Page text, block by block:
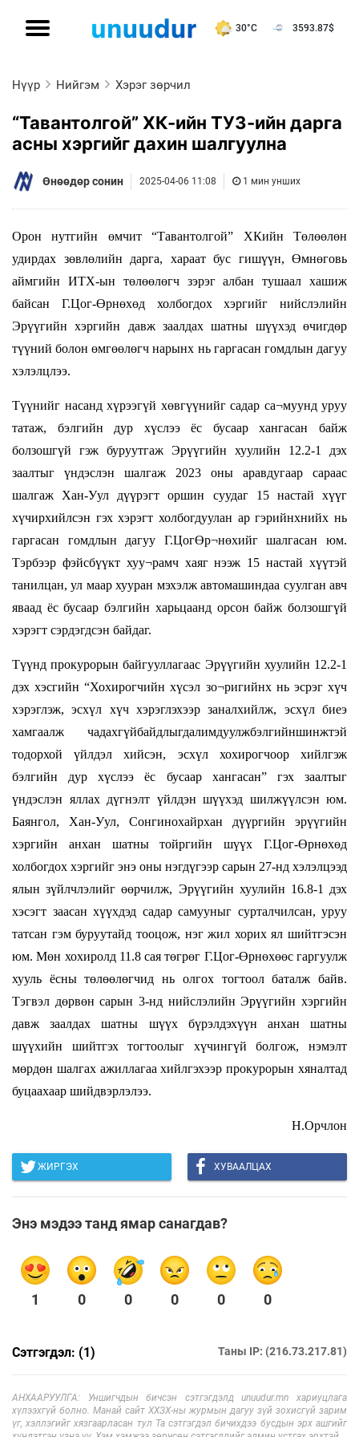
30°C 3593.87$
Нүүр Нийгэм Хэрэг зөрчил
“Тавантолгой” ХК-ийн ТУЗ-ийн дарга
асны хэргийг дахин шалгуулна
Өнөөдөр сонин 2025-04-06 11:08 1 мин унших
Орон нутгийн өмчит “Тавантолгой” ХКийн Төлөөлөн
удирдах зөвлөлийн дарга, хараат бус гишүүн, Өмнөговь
аймгийн ИТХ-ын төлөөлөгч зэрэг албан тушаал хашиж
байсан Г.Цог-Өрнөхөд холбогдох хэргийг нийслэлийн
Эрүүгийн хэргийн давж заалдах шатны шүүхэд өчигдөр
түүний болон өмгөөлөгч нарынх нь гаргасан гомдлын дагуу
хэлэлцлээ.
Түүнийг насанд хүрээгүй хөвгүүнийг садар са¬муунд уруу
татаж, бэлгийн дур хүслээ ёс бусаар хангасан байж
болзошгүй гэж буруутгаж Эрүүгийн хуулийн 12.2-1 дэх
заалтыг үндэслэн шалгаж 2023 оны аравдугаар сараас
шалгаж Хан-Уул дүүрэгт оршин суудаг 15 настай хүүг
хүчирхийлсэн гэх хэрэгт холбогдуулан ар гэрийнхнийх нь
гаргасан гомдлын дагуу Г.ЦогӨр¬нөхийг шалгасан юм.
Тэрбээр фэйсбүүкт хуу¬рамч хаяг нээж 15 настай хүүтэй
танилцан, ул маар хууран мэхэлж автомашиндаа суулган авч
яваад ёс бусаар бэлгийн харьцаанд орсон байж болзошгүй
хэрэгт сэрдэгдсэн байдаг.
Түүнд прокурорын байгууллагаас Эрүүгийн хуулийн 12.2-1
дэх хэсгийн “Хохирогчийн хүсэл зо¬ригийнх нь эсрэг хүч
хэрэглэж, эсхүл хүч хэрэглэхээр заналхийлж, эсхүл биеэ
хамгаалж чадахгүйбайдлыгдалимдуулжбэлгийншинжтэй
тодорхой үйлдэл хийсэн, эсхүл хохирогчоор хийлгэж
бэлгийн дур хүслээ ёс бусаар хангасан” гэх заалтыг
үндэслэн яллах дүгнэлт үйлдэн шүүхэд шилжүүлсэн юм.
Баянгол, Хан-Уул, Сонгинохайрхан дүүргийн эрүүгийн
хэргийн анхан шатны тойргийн шүүх Г.Цог-Өрнөхөд
холбогдох хэргийг энэ оны нэгдүгээр сарын 27-нд хэлэлцээд
ялын зүйлчлэлийг өөрчилж, Эрүүгийн хуулийн 16.8-1 дэх
хэсэгт заасан хүүхдэд садар самууныг сурталчилсан, уруу
татсан гэм буруутайд тооцож, нэг жил хорих ял шийтгэсэн
юм. Мөн хохиролд 11.8 сая төгрөг Г.Цог-Өрнөхөөс гаргуулж
хууль ёсны төлөөлөгчид нь олгох тогтоол баталж байв.
Тэгвэл дөрвөн сарын 3-нд нийслэлийн Эрүүгийн хэргийн
давж заалдах шатны шүүх бүрэлдэхүүн анхан шатны
шүүхийн шийтгэх тогтоолыг хүчингүй болгож, нэмэлт
мөрдөн шалгах ажиллагаа хийлгэхээр прокурорын хяналтад
буцаахаар шийдвэрлэлээ.
Н.Орчлон
ЖИРГЭХ ХУВААЛЦАХ
Энэ мэдээ танд ямар санагдав?
1 0 0 0 0 0
Сэтгэгдэл: (1) Таны IP: (216.73.217.81)
АНХААРУУЛГА: Уншигчдын бичсэн сэтгэгдэлд unuudur.mn хариуцлага
хүлээхгүй болно. Манай сайт ХХЗХ-ны журмын дагуу зүй зохисгүй зарим
үг, хэллэгийг хязгаарласан тул Та сэтгэгдэл бичихдээ бусдын эрх ашгийг